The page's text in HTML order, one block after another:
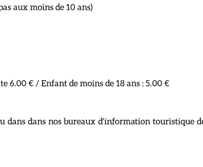
aux moins de 10 ans)
6.00 € / Enfant de moins de 18 ans : 5.00 €
dans dans nos bureaux d'information touristique